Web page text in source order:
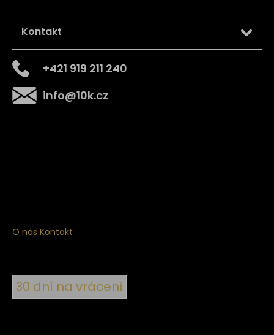
Kontakt
info@10k.cz
+421 919 211 240
O nás Kontakt
30 dní na vrácení